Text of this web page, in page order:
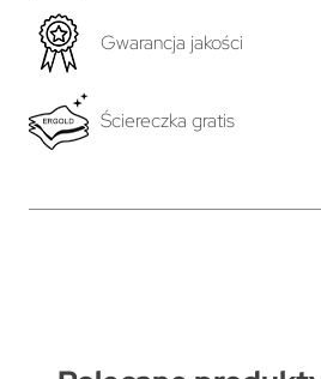
Gwarancja jakości
Ściereczka gratis